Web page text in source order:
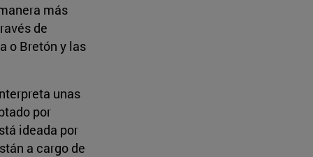
más
de
o Bretón y las
unas
por
ideada por
a cargo de